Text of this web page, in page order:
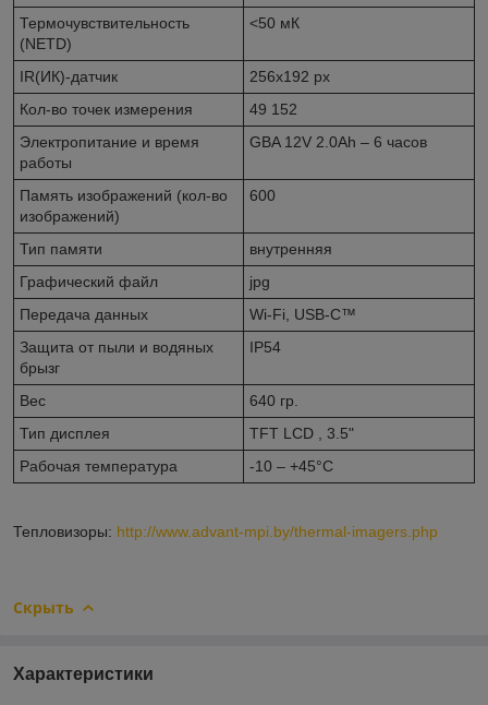
Термочувствительность
(NETD)
<50 мК
IR(ИК)-датчик
256x192 px
Кол-во точек измерения
49 152
Электропитание и время
работы
GBA 12V 2.0Ah – 6 часов
Память изображений (кол-во
изображений)
600
Тип памяти
внутренняя
Графический файл
jpg
Передача данных
Wi-Fi, USB-C™
Защита от пыли и водяных
брызг
IP54
Вес
640 гр.
Тип дисплея
TFT LCD , 3.5"
Рабочая температура
-10 – +45°C
Тепловизоры: http://www.advant-mpi.by/thermal-imagers.php
Скрыть
Характеристики